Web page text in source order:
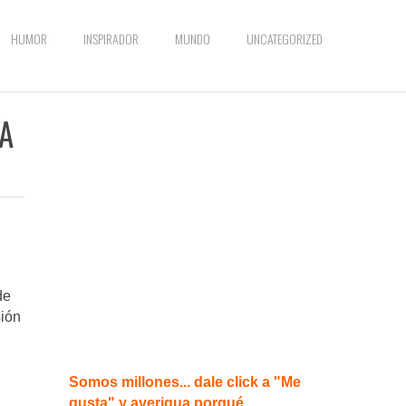
HUMOR INSPIRADOR MUNDO UNCATEGORIZED
Somos millones... dale click a "Me
gusta" y averigua porqué